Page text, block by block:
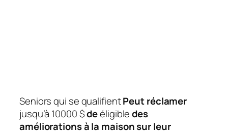
Seniors qui se qualifientPeut réclamer
jusqu’à 10000 $deéligibledes
améliorations à la maison sur leur